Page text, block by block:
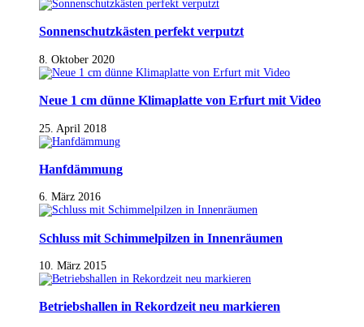
Sonnenschutzkästen perfekt verputzt
8. Oktober 2020
Neue 1 cm dünne Klimaplatte von Erfurt mit Video
25. April 2018
Hanfdämmung
6. März 2016
Schluss mit Schimmelpilzen in Innenräumen
10. März 2015
Betriebshallen in Rekordzeit neu markieren